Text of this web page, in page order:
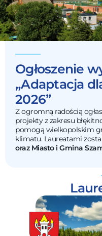
Ogłoszenie
„Adaptacja
2026”
Z ogromną radością
projekty z zakresu
pomogą wielkopolskim
klimatu. Laureatami
oraz Miasto i Gmina